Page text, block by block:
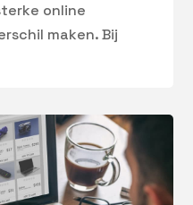
online
maken. Bij